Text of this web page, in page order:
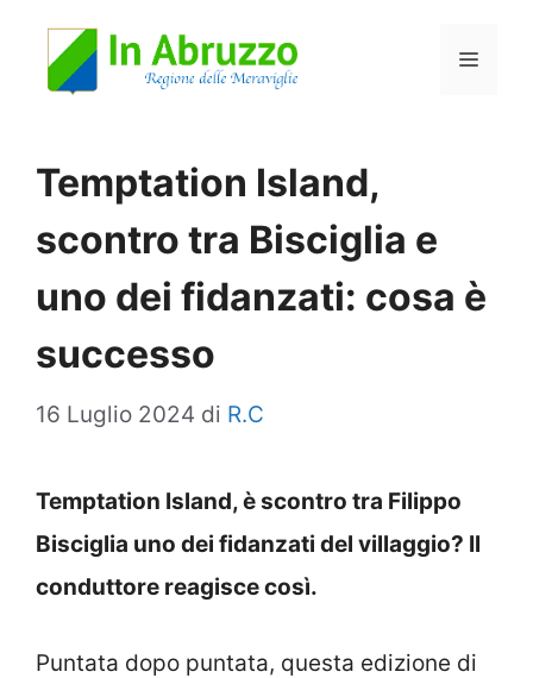
Menu
Temptation Island,
scontro tra Bisciglia e
uno dei fidanzati: cosa è
successo
16 Luglio 2024 di R.C
Temptation Island, è scontro tra Filippo
Bisciglia uno dei fidanzati del villaggio? Il
conduttore reagisce così.
Puntata dopo puntata, questa edizione di